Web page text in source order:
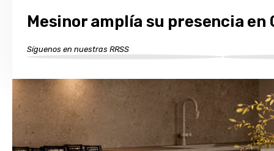
Mesinor amplía su presencia
Síguenos en nuestras RRSS